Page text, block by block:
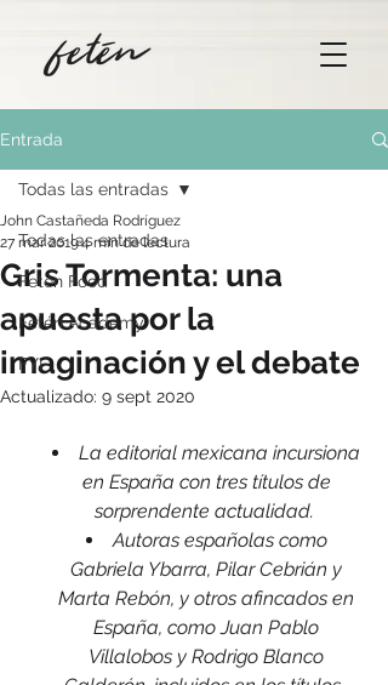
Entrada
Todas las entradas
Fetén Food
Fetén Academy
FYI
Todas las entradas
Gris Tormenta: una
apuesta por la
imaginación y el debate
John Castañeda Rodríguez
27 mar 20194 min de lectura
Actualizado: 9 sept 2020
La editorial mexicana incursiona
en España con tres títulos de
sorprendente actualidad.
Autoras españolas como
Gabriela Ybarra, Pilar Cebrián y
Marta Rebón, y otros afincados en
España, como Juan Pablo
Villalobos y Rodrigo Blanco